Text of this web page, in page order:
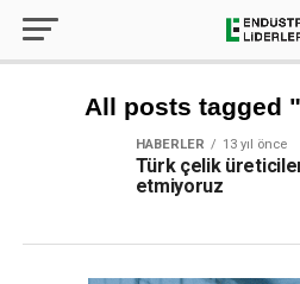
All posts tagged
HABERLER 13 yıl önce
Türk çelik
etmiyoruz